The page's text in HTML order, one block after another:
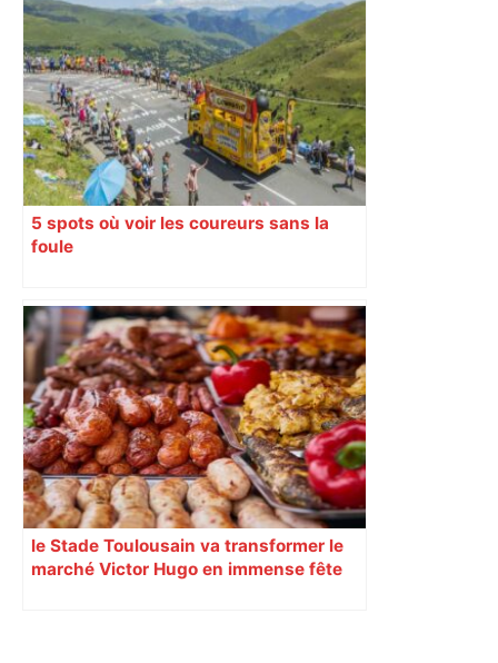
Drame à Toulouse : un jeune homme de
24 ans grimpe sur un poteau SNCF et
fait une chute mortelle – Actu.fr
5 spots où voir les coureurs sans la
foule
le Stade Toulousain va transformer le
marché Victor Hugo en immense fête